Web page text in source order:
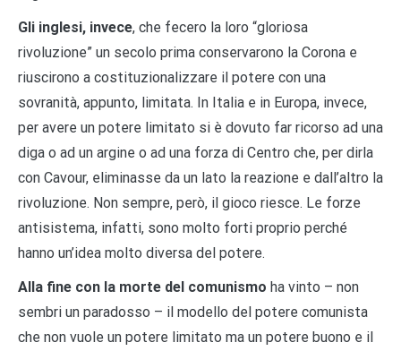
Gli inglesi, invece, che fecero la loro “gloriosa
rivoluzione” un secolo prima conservarono la Corona e
riuscirono a costituzionalizzare il potere con una
sovranità, appunto, limitata. In Italia e in Europa, invece,
per avere un potere limitato si è dovuto far ricorso ad una
diga o ad un argine o ad una forza di Centro che, per dirla
con Cavour, eliminasse da un lato la reazione e dall’altro la
rivoluzione. Non sempre, però, il gioco riesce. Le forze
antisistema, infatti, sono molto forti proprio perché
hanno un’idea molto diversa del potere.
Alla fine con la morte del comunismo ha vinto – non
sembri un paradosso – il modello del potere comunista
che non vuole un potere limitato ma un potere buono e il